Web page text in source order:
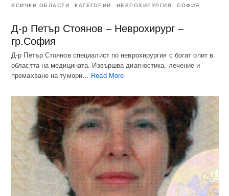
ВСИЧКИ ОБЛАСТИ КАТЕГОРИИ НЕВРОХИРУРГИЯ СОФИЯ
Д-р Петър Стоянов – Неврохирург –
гр.София
Д-р Петър Стоянов специалист по неврохирургия с богат опит в
областта на медицината. Извършва диагностика, лечение и
премахване на тумори…
Read More